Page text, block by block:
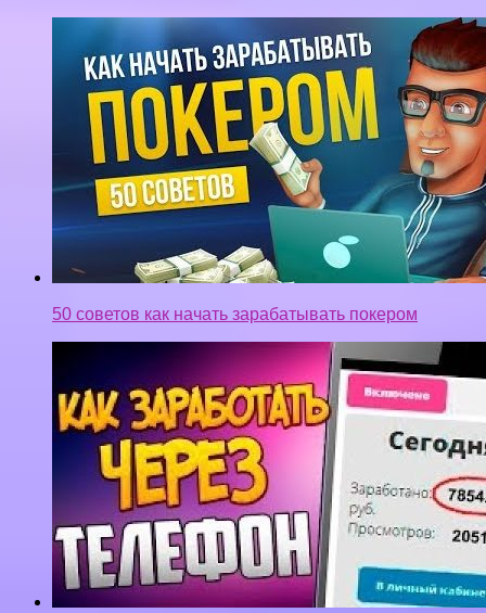
50 советов как начать зарабатывать покером